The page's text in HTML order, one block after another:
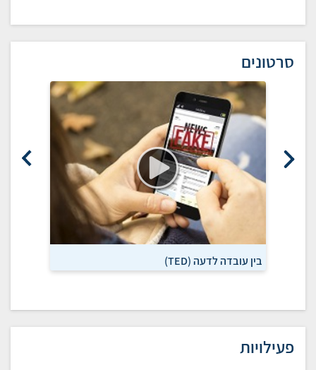
סרטונים
בין עובדה לדעה (TED)
פעילויות